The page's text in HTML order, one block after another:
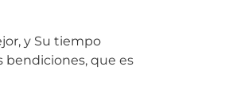
y Su tiempo
bendiciones, que es